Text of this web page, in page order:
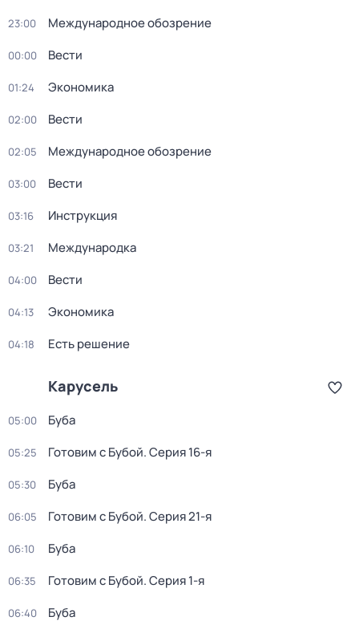
23:00 Международное обозрение
00:00 Вести
01:24 Экономика
02:00 Вести
02:05 Международное обозрение
03:00 Вести
03:16 Инструкция
03:21 Международка
04:00 Вести
04:13 Экономика
04:18 Есть решение
Карусель
05:00 Буба
05:25 Готовим с Бубой. Серия 16-я
05:30 Буба
06:05 Готовим с Бубой. Серия 21-я
06:10 Буба
06:35 Готовим с Бубой. Серия 1-я
06:40 Буба